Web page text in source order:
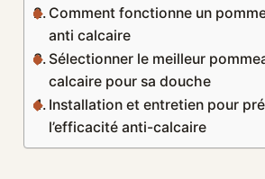
Comment fonctionne un
anti calcaire
Sélectionner le meilleur
calcaire pour sa douche
Installation et entretien pour
l’efficacité anti-calcaire